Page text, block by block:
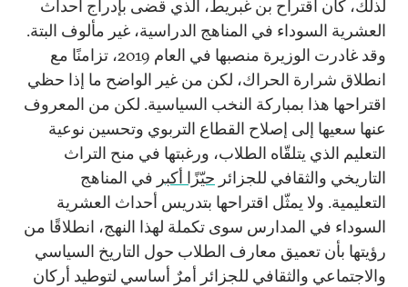
لذلك، كان اقتراح بن غبريط، الذي قضى بإدراج أحداث
العشرية السوداء في المناهج الدراسية، غير مألوف البتة.
وقد غادرت الوزيرة منصبها في العام 2019، تزامنًا مع
انطلاق شرارة الحراك، لكن من غير الواضح ما إذا حظي
اقتراحها هذا بمباركة النخب السياسية. لكن من المعروف
عنها سعيها إلى إصلاح القطاع التربوي وتحسين نوعية
التعليم الذي يتلقّاه الطلاب، ورغبتها في منح التراث
التاريخي والثقافي للجزائر حيّزًا أكبر في المناهج
التعليمية. ولا يمثّل اقتراحها بتدريس أحداث العشرية
السوداء في المدارس سوى تكملة لهذا النهج، انطلاقًا من
رؤيتها بأن تعميق معارف الطلاب حول التاريخ السياسي
والاجتماعي والثقافي للجزائر أمرٌ أساسي لتوطيد أركان